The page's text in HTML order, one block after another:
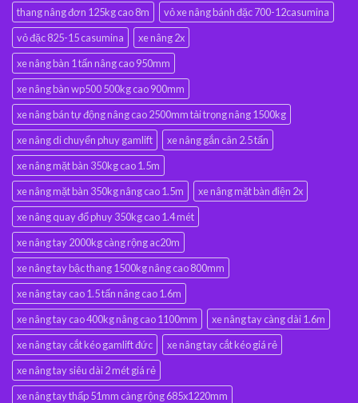
thang nâng đơn 125kg cao 8m
vỏ xe nâng bánh đặc 700-12casumina
vỏ đặc 825-15 casumina
xe nâng 2x
xe nâng bàn 1 tấn nâng cao 950mm
xe nâng bàn wp500 500kg cao 900mm
xe nâng bán tự động nâng cao 2500mm tải trọng nâng 1500kg
xe nâng di chuyển phuy gamlift
xe nâng gắn cân 2.5 tấn
xe nâng mặt bàn 350kg cao 1.5m
xe nâng mặt bàn 350kg nâng cao 1.5m
xe nâng mặt bàn điện 2x
xe nâng quay đổ phuy 350kg cao 1.4 mét
xe nâng tay 2000kg càng rộng ac20m
xe nâng tay bậc thang 1500kg nâng cao 800mm
xe nâng tay cao 1.5 tấn nâng cao 1.6m
xe nâng tay cao 400kg nâng cao 1100mm
xe nâng tay càng dài 1.6m
xe nâng tay cắt kéo gamlift đức
xe nâng tay cắt kéo giá rẻ
xe nâng tay siêu dài 2 mét giá rẻ
xe nâng tay thấp 51mm càng rộng 685x1220mm